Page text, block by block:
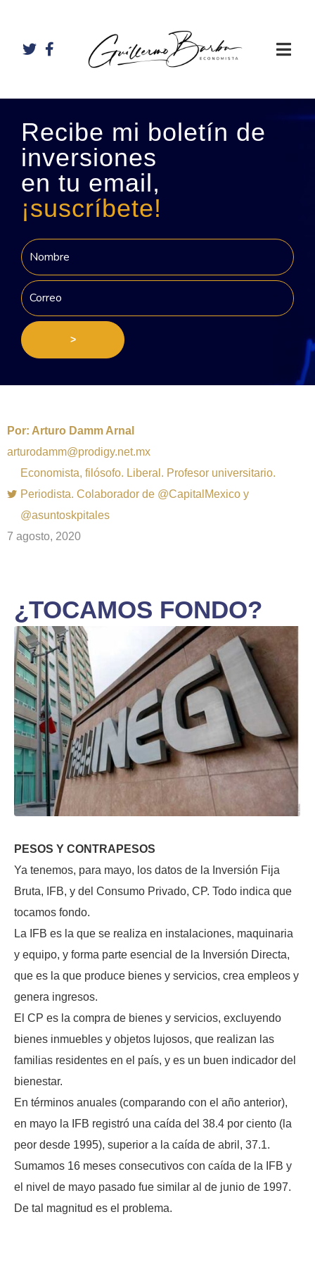
Recibe mi boletín de
inversiones
en tu email,
¡suscríbete!
>
Por: Arturo Damm Arnal
arturodamm@prodigy.net.mx
Economista, filósofo. Liberal. Profesor universitario.
Periodista. Colaborador de @CapitalMexico y
@asuntoskpitales
7 agosto, 2020
¿TOCAMOS FONDO?
PESOS Y CONTRAPESOS
Ya tenemos, para mayo, los datos de la Inversión Fija
Bruta, IFB, y del Consumo Privado, CP. Todo indica que
tocamos fondo.
La IFB es la que se realiza en instalaciones, maquinaria
y equipo, y forma parte esencial de la Inversión Directa,
que es la que produce bienes y servicios, crea empleos y
genera ingresos.
El CP es la compra de bienes y servicios, excluyendo
bienes inmuebles y objetos lujosos, que realizan las
familias residentes en el país, y es un buen indicador del
bienestar.
En términos anuales (comparando con el año anterior),
en mayo la IFB registró una caída del 38.4 por ciento (la
peor desde 1995), superior a la caída de abril, 37.1.
Sumamos 16 meses consecutivos con caída de la IFB y
el nivel de mayo pasado fue similar al de junio de 1997.
De tal magnitud es el problema.